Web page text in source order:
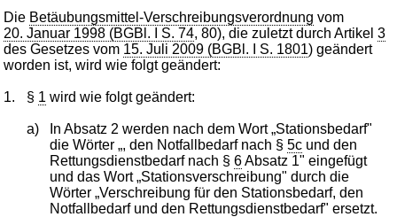
Die Betäubungsmittel-Verschreibungsverordnung vom
20. Januar 1998 (BGBl. I S. 74, 80), die zuletzt durch Artikel3
des Gesetzes vom 15. Juli 2009 (BGBl. I S. 1801) geändert
worden ist, wird wie folgt geändert:
1. § 1 wird wie folgt geändert:
a)
In Absatz 2 werden nach dem Wort „Stationsbedarf"
die Wörter „, den Notfallbedarf nach § 5cund den
Rettungsdienstbedarf nach § 6Absatz 1" eingefügt
und das Wort „Stationsverschreibung" durch die
Wörter „Verschreibung für den Stationsbedarf, den
Notfallbedarf und den Rettungsdienstbedarf" ersetzt.